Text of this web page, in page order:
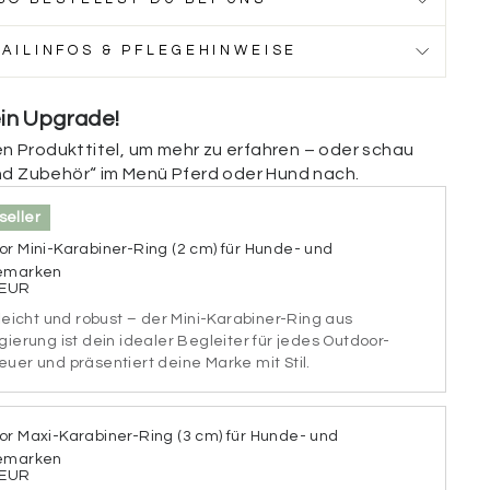
deiner Marke personalisieren. Füge deine
einen Hinweis (z. B. „Ich bin gechipt“), deine
medizinische Infos (z. B. „Diabetiker“,
Medikamente“) hinzu. Wenn du die Rückseite
möchtest, kannst du dieses Feld einfach
aus.
& PFLEGEHINWEISE
Upgrade!
Produkttitel, um mehr zu erfahren – oder schau
Zubehör“ im Menü Pferd oder Hund nach.
Mini-Karabiner-Ring (2 cm) für Hunde- und
und robust – der Mini-Karabiner-Ring aus
ist dein idealer Begleiter für jedes Outdoor-
und präsentiert deine Marke mit Stil.
Maxi-Karabiner-Ring (3 cm) für Hunde- und